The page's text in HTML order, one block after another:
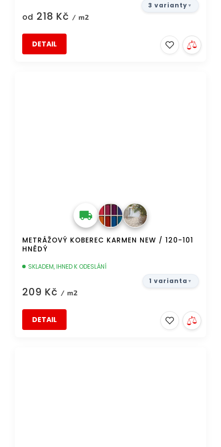
od 218 Kč / m2
DETAIL
3 varianty
METRÁŽOVÝ KOBEREC KARMEN NEW / 120-101
HNĚDÝ
SKLADEM, IHNED K ODESLÁNÍ
209 Kč / m2
DETAIL
1 varianta